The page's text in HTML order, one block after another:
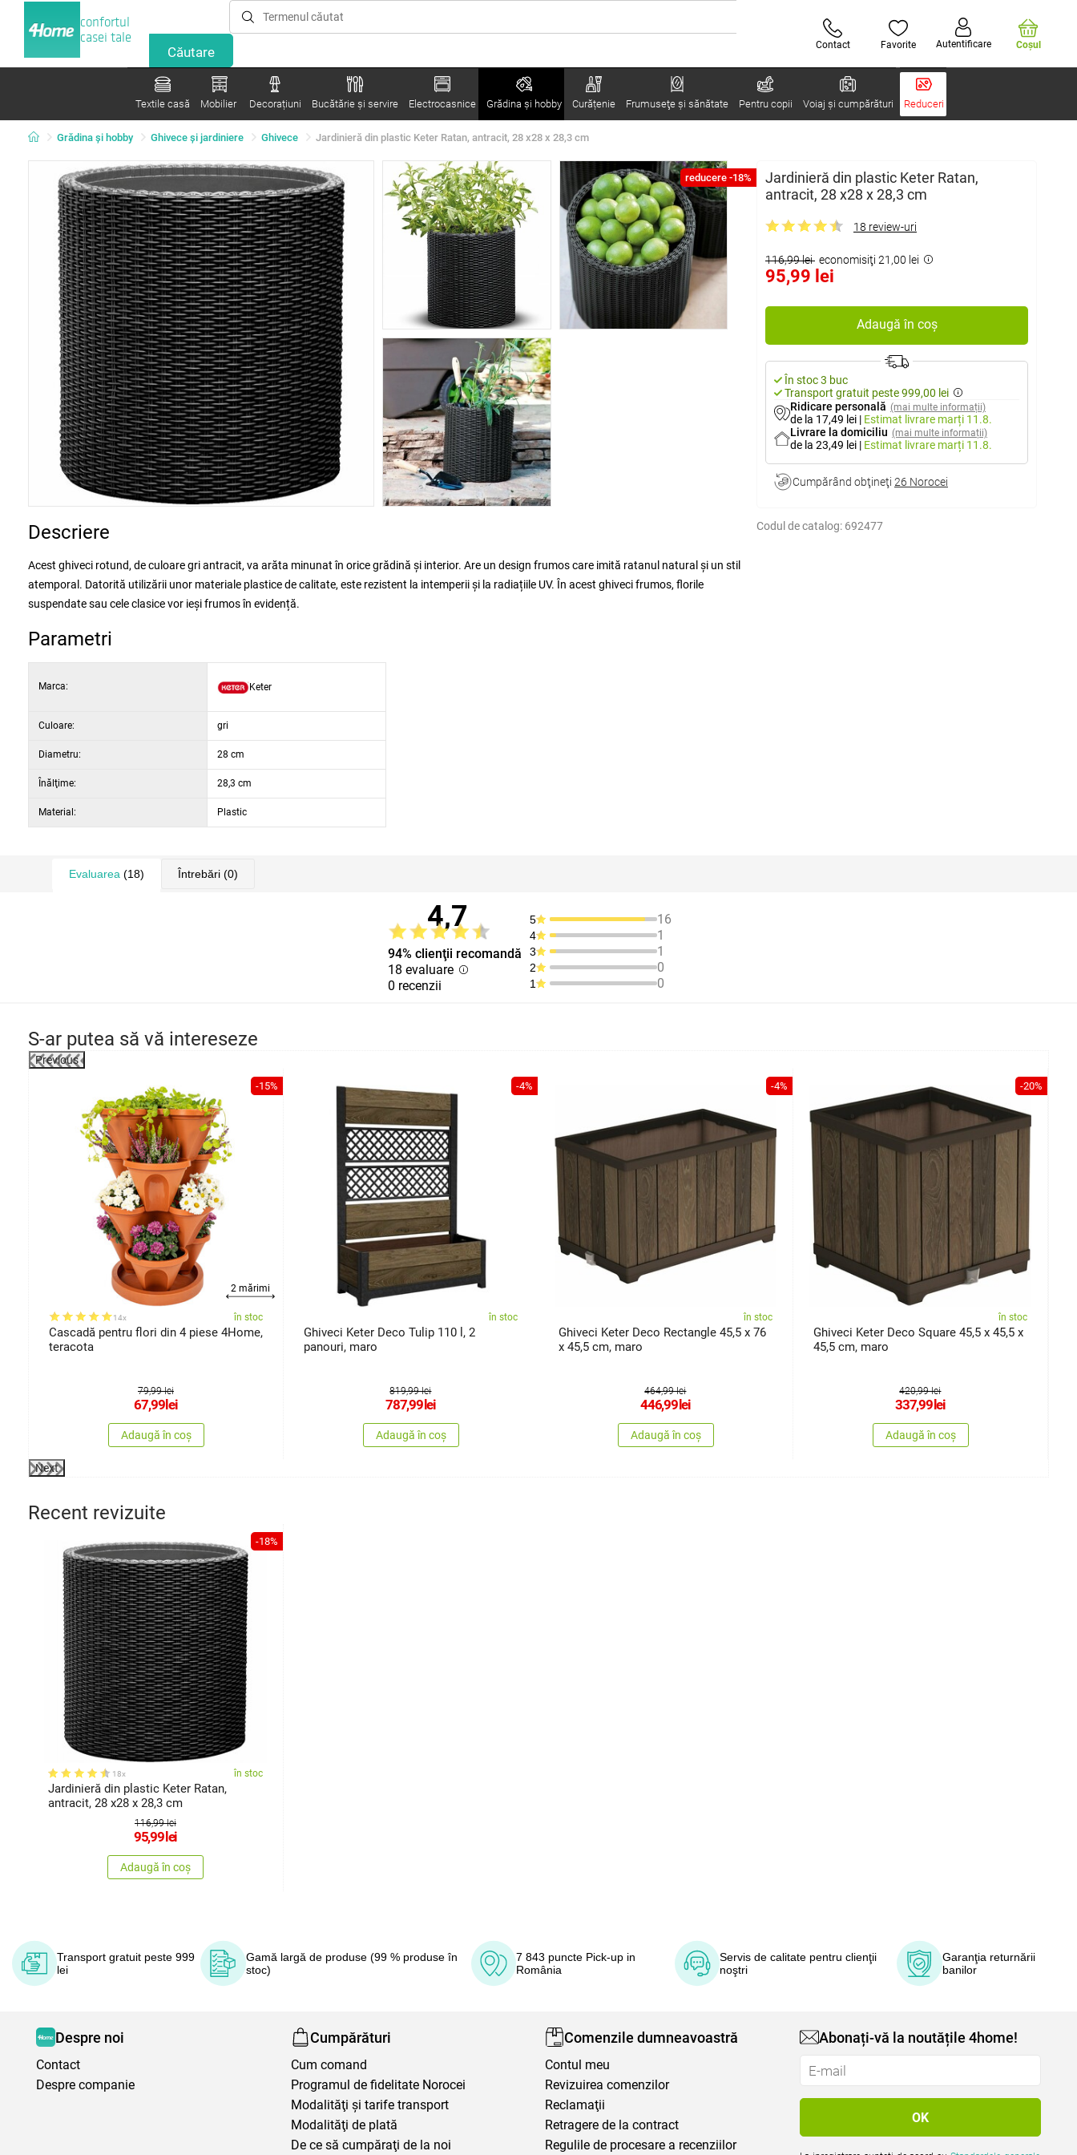
confortul
casei tale
Contact Favorite Autentificare Coşul
Textile casă Mobilier Decorațiuni Bucătărie și servire Electrocasnice Grădina şi hobby Curățenie Frumuseţe şi sănătate Pentru copii Voiaj și cumpărături Reduceri
Grădina şi hobby Ghivece și jardiniere Ghivece Jardinieră din plastic Keter Ratan, antracit, 28 x28 x 28,3 cm
reducere -18%
Jardinieră din plastic Keter Ratan,
antracit, 28 x28 x 28,3 cm
18 review-uri
116,99 lei economisiţi 21,00 lei
95,99 lei
Adaugă în coș
În stoc 3 buc
Transport gratuit peste 999,00 lei
Ridicare personală (mai multe informații)
de la 17,49 lei | Estimat livrare marți 11.8.
Livrare la domiciliu (mai multe informații)
de la 23,49 lei | Estimat livrare marți 11.8.
Cumpărând obţineţi 26 Norocei
Codul de catalog: 692477
Descriere
Acest ghiveci rotund, de culoare gri antracit, va arăta minunat în orice grădină și interior. Are un design frumos care imită ratanul natural și un stil
atemporal. Datorită utilizării unor materiale plastice de calitate, este rezistent la intemperii și la radiațiile UV. În acest ghiveci frumos, florile
suspendate sau cele clasice vor ieși frumos în evidență.
Parametri
Marca: Keter
Culoare: gri
Diametru: 28 cm
Înălţime: 28,3 cm
Material: Plastic
Evaluarea (18) Întrebări (0)
4,7
94% clienţii recomandă
18 evaluare
0 recenzii
5 16
4 1
3 1
2 0
1 0
S-ar putea să vă intereseze
Previous
-15%
2 mărimi
14x în stoc
Cascadă pentru flori din 4 piese 4Home,
teracota
79,99 lei
67,99lei
Adaugă în coș
-4%
în stoc
Ghiveci Keter Deco Tulip 110 l, 2
panouri, maro
819,99 lei
787,99lei
Adaugă în coș
-4%
în stoc
Ghiveci Keter Deco Rectangle 45,5 x 76
x 45,5 cm, maro
464,99 lei
446,99lei
Adaugă în coș
-20%
în stoc
Ghiveci Keter Deco Square 45,5 x 45,5 x
45,5 cm, maro
420,99 lei
337,99lei
Adaugă în coș
Next
Recent revizuite
-18%
18x în stoc
Jardinieră din plastic Keter Ratan,
antracit, 28 x28 x 28,3 cm
116,99 lei
95,99lei
Adaugă în coș
Transport gratuit peste 999
lei
Gamă largă de produse (99 % produse în
stoc)
7 843 puncte Pick-up in
România
Servis de calitate pentru clienţii
noştri
Garanţia returnării
banilor
Despre noi
Contact
Despre companie
Cumpărături
Cum comand
Programul de fidelitate Norocei
Modalităţi şi tarife transport
Modalităţi de plată
De ce să cumpăraţi de la noi
Comenzile dumneavoastră
Contul meu
Revizuirea comenzilor
Reclamaţii
Retragere de la contract
Regulile de procesare a recenziilor
Abonați-vă la noutățile 4home!